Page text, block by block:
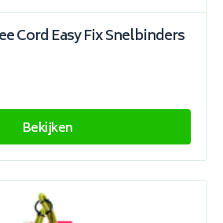
Cord Easy Fix Snelbinders
Bekijken